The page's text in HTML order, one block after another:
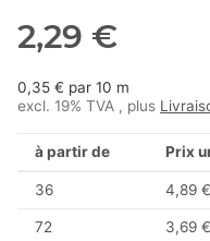
2,29 €
0,35 € par 10 m
excl. 19% TVA , plus
à partir de Prix
36 4,89 €
72 3,69 €